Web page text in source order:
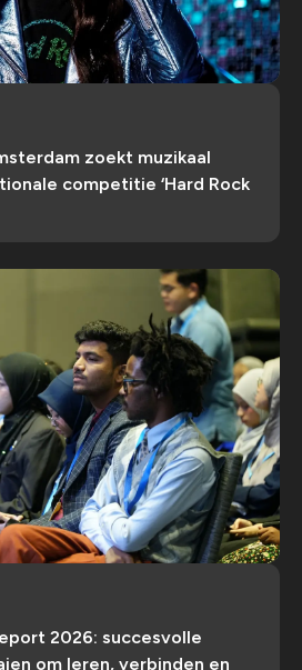
zoekt muzikaal
competitie ‘Hard Rock
2026: succesvolle
om leren, verbinden en